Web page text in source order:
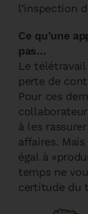
l’inspection
Ce qu’une
pas…
Le
perte de
Pour ces
à les
affaires.
égal à
temps ne
certitude du